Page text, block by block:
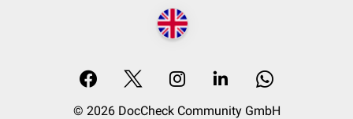
© 2026 DocCheck Community GmbH